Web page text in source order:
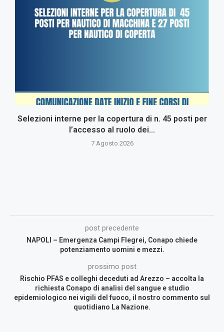
Selezioni interne per la copertura di n. 45 posti per
l’accesso al ruolo dei...
7 Agosto 2026
post precedente
NAPOLI – Emergenza Campi Flegrei, Conapo chiede
potenziamento uomini e mezzi.
prossimo post
Rischio PFAS e colleghi deceduti ad Arezzo – accolta la
richiesta Conapo di analisi del sangue e studio
epidemiologico nei vigili del fuoco, il nostro commento sul
quotidiano La Nazione.